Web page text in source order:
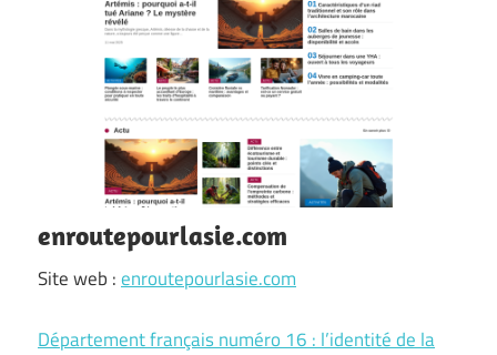
enroutepourlasie.com
Site web :enroutepourlasie.com
Département français numéro 16 : l’identité de la